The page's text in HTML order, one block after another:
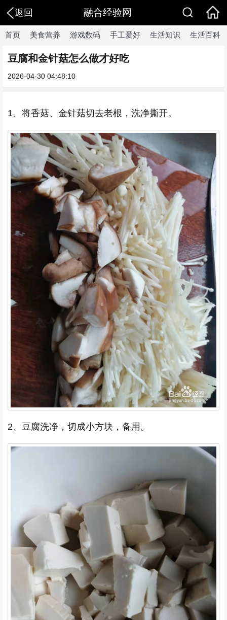
返回 融合经验网
首页 美食营养 游戏数码 手工爱好 生活知识 生活百科
豆腐和金针菇怎么做才好吃
2026-04-30 04:48:10
1、将香菇、金针菇切去老根，洗净撕开。
2、豆腐洗净，切成小方块，备用。